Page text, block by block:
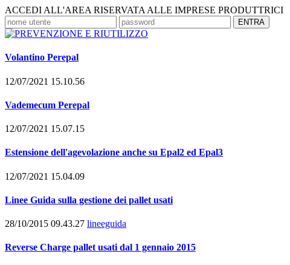
ACCEDI ALL'AREA RISERVATA ALLE IMPRESE PRODUTTRICI
Volantino Perepal
12/07/2021 15.10.56
Vademecum Perepal
12/07/2021 15.07.15
Estensione dell'agevolazione anche su Epal2 ed Epal3
12/07/2021 15.04.09
Linee Guida sulla gestione dei pallet usati
28/10/2015 09.43.27 lineeguida
Reverse Charge pallet usati dal 1 gennaio 2015